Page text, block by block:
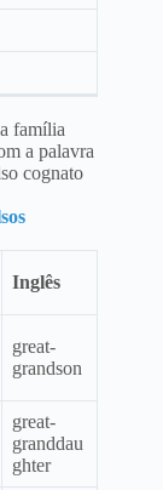
família
a palavra
cognato
Inglês
great-
grandson
great-
granddau
ghter